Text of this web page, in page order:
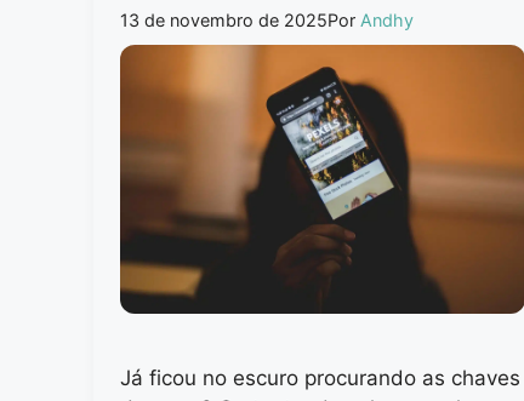
13 de novembro de 2025Por Andhy
Já ficou no escuro procurando as chaves